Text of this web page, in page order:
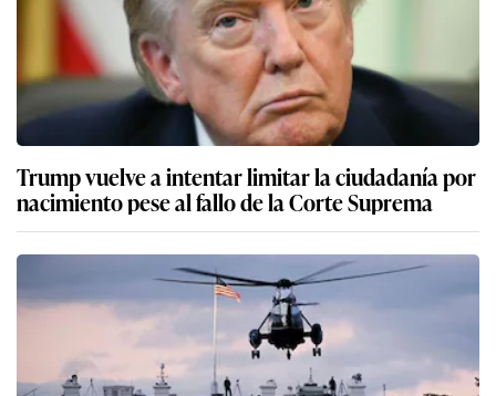
Trump vuelve a intentar limitar la ciudadanía por
nacimiento pese al fallo de la Corte Suprema